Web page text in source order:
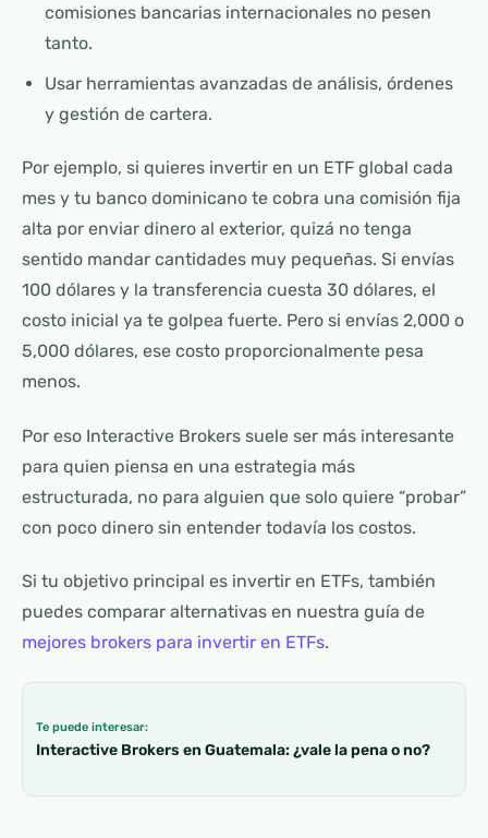
comisiones bancarias internacionales no pesen
tanto.
Usar herramientas avanzadas de análisis, órdenes
y gestión de cartera.
Por ejemplo, si quieres invertir en un ETF global cada
mes y tu banco dominicano te cobra una comisión fija
alta por enviar dinero al exterior, quizá no tenga
sentido mandar cantidades muy pequeñas. Si envías
100 dólares y la transferencia cuesta 30 dólares, el
costo inicial ya te golpea fuerte. Pero si envías 2,000 o
5,000 dólares, ese costo proporcionalmente pesa
menos.
Por eso Interactive Brokers suele ser más interesante
para quien piensa en una estrategia más
estructurada, no para alguien que solo quiere “probar”
con poco dinero sin entender todavía los costos.
Si tu objetivo principal es invertir en ETFs, también
puedes comparar alternativas en nuestra guía de
mejores brokers para invertir en ETFs.
Te puede interesar:
Interactive Brokers en Guatemala: ¿vale la pena o no?